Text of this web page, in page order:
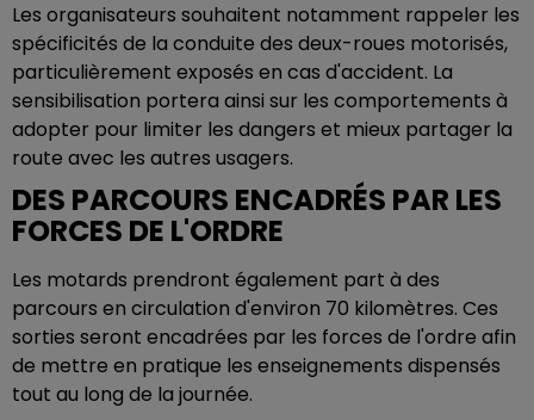
Les organisateurs souhaitent notamment rappeler les
spécificités de la conduite des deux-roues motorisés,
particulièrement exposés en cas d'accident. La
sensibilisation portera ainsi sur les comportements à
adopter pour limiter les dangers et mieux partager la
route avec les autres usagers.
DES PARCOURS ENCADRÉS PAR LES
FORCES DE L'ORDRE
Les motards prendront également part à des
parcours en circulation d'environ 70 kilomètres. Ces
sorties seront encadrées par les forces de l'ordre afin
de mettre en pratique les enseignements dispensés
tout au long de la journée.